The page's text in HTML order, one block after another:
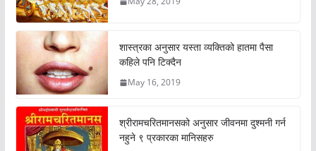
शास्त्रका अनुसार यस्ता व्यक्तिको हातमा पैसा
कहिले पनि टिक्दैन
May 16, 2019
श्रीरामचरितमानसको अनुसार जीवनमा दुश्मनी गर्न
नहुने ९ प्रकारका मानिसहरु